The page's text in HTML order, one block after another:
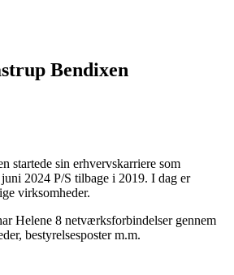
Bendixen
startede sin erhvervskarriere som
2024 P/S tilbage i 2019. I dag er
virksomheder.
Helene 8 netværksforbindelser gennem
bestyrelsesposter m.m.